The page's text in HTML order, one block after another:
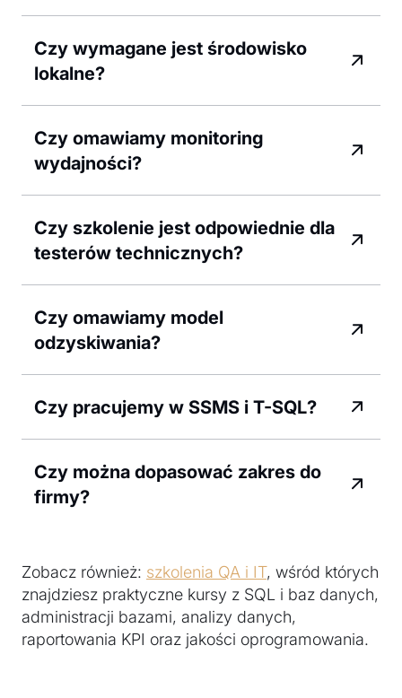
Czy wymagane jest środowisko
lokalne?
Czy omawiamy monitoring
wydajności?
Czy szkolenie jest odpowiednie dla
testerów technicznych?
Czy omawiamy model
odzyskiwania?
Czy pracujemy w SSMS i T-SQL?
Czy można dopasować zakres do
firmy?
Zobacz również: szkolenia QA i IT, wśród których
znajdziesz praktyczne kursy z SQL i baz danych,
administracji bazami, analizy danych,
raportowania KPI oraz jakości oprogramowania.